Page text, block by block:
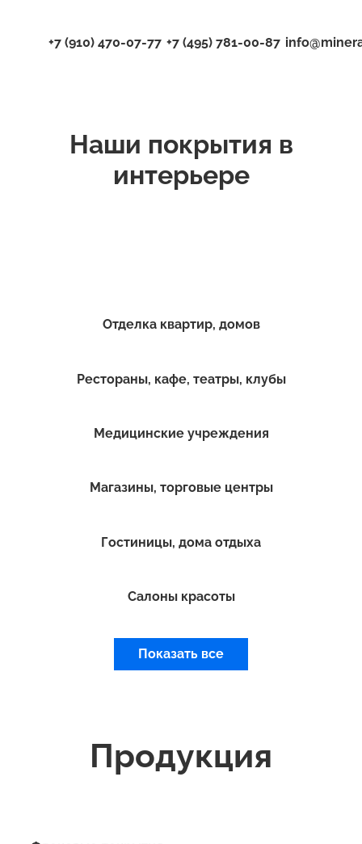
+7 (910) 470-07-77 +7 (495) 781-00-87
Наши покрытия в
интерьере
Отделка квартир, домов
Рестораны, кафе, театры, клубы
Медицинские учреждения
Магазины, торговые центры
Гостиницы, дома отдыха
Салоны красоты
Показать все
Продукция